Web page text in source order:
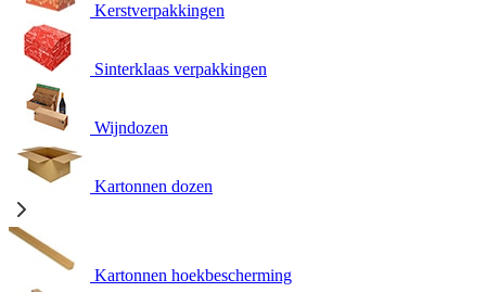
Kerstverpakkingen
Sinterklaas verpakkingen
Wijndozen
Kartonnen dozen
Kartonnen hoekbescherming